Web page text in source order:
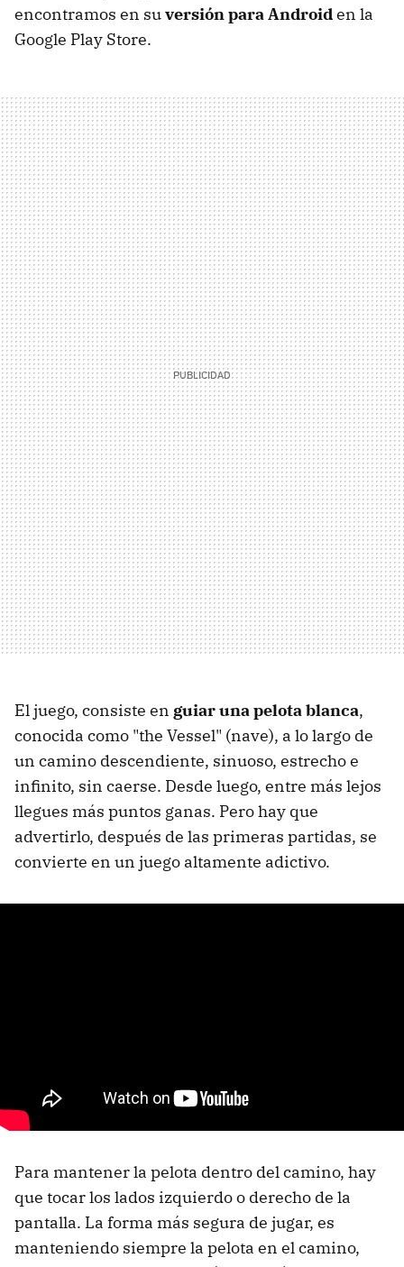
encontramos en suversión para Androiden la
Google Play Store.
El juego, consiste en guiar una pelota blanca,
conocida como "the Vessel" (nave), a lo largo de
un camino descendiente, sinuoso, estrecho e
infinito, sin caerse. Desde luego, entre más lejos
llegues más puntos ganas. Pero hay que
advertirlo, después de las primeras partidas, se
convierte en un juego altamente adictivo.
Para mantener la pelota dentro del camino, hay
que tocar los lados izquierdo o derecho de la
pantalla. La forma más segura de jugar, es
manteniendo siempre la pelota en el camino,